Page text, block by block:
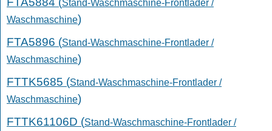
Stand-Waschmaschine-Frontlader /
Waschmaschine)
FTA5896 (Stand-Waschmaschine-Frontlader /
Waschmaschine)
FTTK5685 (Stand-Waschmaschine-Frontlader /
Waschmaschine)
FTTK61106D (Stand-Waschmaschine-Frontlader /